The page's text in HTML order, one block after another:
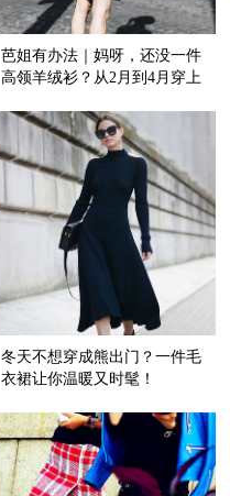
芭姐有办法｜妈呀，还没一件
高领羊绒衫？从2月到4月穿上
冬天不想穿成熊出门？一件毛
衣裙让你温暖又时髦！